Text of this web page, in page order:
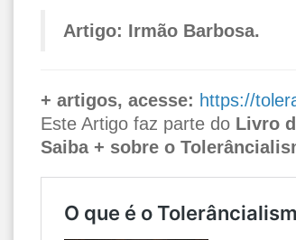
Artigo: Irmão Barbosa.
+ artigos, acesse: https://
Este Artigo faz parte do Livro
Saiba + sobre o
O que é o